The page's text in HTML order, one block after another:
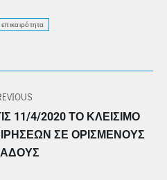
επικαιρότητα
Previous
post:
11/4/2020 ΤΟ ΚΛΕΊΣΙΜΟ
ΣΕ ΟΡΙΣΜΈΝΟΥΣ